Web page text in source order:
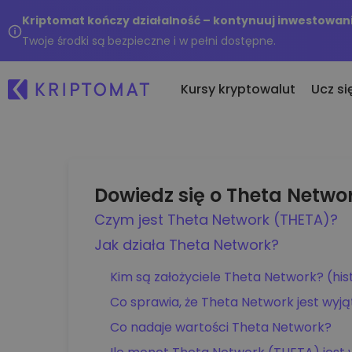
Kriptomat kończy działalność – kontynuuj
Twoje środki są bezpieczne i w pełni dostępne.
Kursy kryptowalut
Ponad 300 kryptowalut
Top wzrosty i przegrani
Znajdź możliwości inwestycyjne
Ucz
Kupuj ponad 300
Wymieniaj krypto
Ponad 1,000 opcji par
Inteligentne portfolio
Mądry sposób na
kryptowaluty
Portfel Kriptomat
Dowiedz się o Theta
Czym jest Theta Network (THETA)?
Jak działa Theta Network?
Kim są założyciele Theta Network?
Co sprawia, że Theta Network jest
Co nadaje wartości Theta Network?